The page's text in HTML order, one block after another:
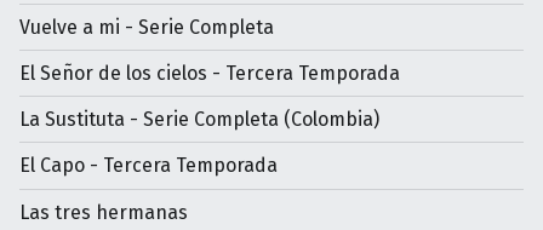
Vuelve a mi - Serie Completa
El Señor de los cielos - Tercera Temporada
La Sustituta - Serie Completa (Colombia)
El Capo - Tercera Temporada
Las tres hermanas